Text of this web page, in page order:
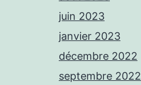
juin 2023
janvier 2023
décembre 2022
septembre 2022